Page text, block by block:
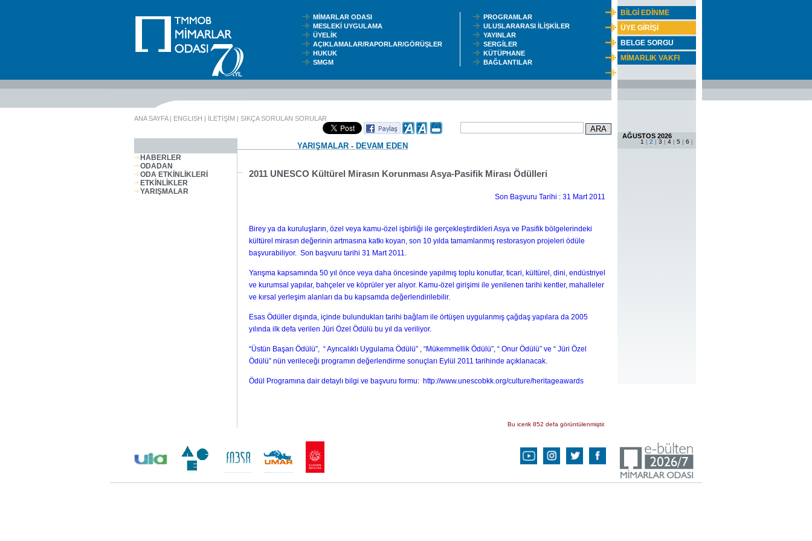
BİLGİ EDİNME
ÜYE GİRİŞİ
BELGE SORGU
MİMARLIK VAKFI
AĞUSTOS 2026
1 | 2 | 3 | 4 | 5 | 6 |
MİMARLAR ODASI
MESLEKİ UYGULAMA
ÜYELİK
AÇIKLAMALAR/RAPORLAR/GÖRÜŞLER
HUKUK
SMGM
PROGRAMLAR
ULUSLARARASI İLİŞKİLER
YAYINLAR
SERGİLER
KÜTÜPHANE
BAĞLANTILAR
ANA SAYFA| ENGLISH | İLETİŞİM | SIKÇA SORULAN SORULAR
HABERLER
ODADAN
ODA ETKİNLİKLERİ
ETKİNLİKLER
YARIŞMALAR
YARIŞMALAR - DEVAM EDEN
2011 UNESCO Kültürel Mirasın Korunması Asya-Pasifik Mirası Ödülleri
Son Başvuru Tarihi : 31 Mart 2011
Birey ya da kuruluşların, özel veya kamu-özel işbirliği ile gerçekleştirdikleri Asya ve Pasifik bölgelerindeki
kültürel mirasın değerinin artmasına katkı koyan, son 10 yılda tamamlanmış restorasyon projeleri ödüle
başvurabiliyor. Son başvuru tarihi 31 Mart 2011.
Yarışma kapsamında 50 yıl önce veya daha öncesinde yapılmış toplu konutlar, ticari, kültürel, dini, endüstriyel
ve kurumsal yapılar, bahçeler ve köprüler yer alıyor. Kamu-özel girişimi ile yenilenen tarihi kentler, mahalleler
ve kırsal yerleşim alanları da bu kapsamda değerlendirilebilir.
Esas Ödüller dışında, içinde bulundukları tarihi bağlam ile örtüşen uygulanmış çağdaş yapılara da 2005
yılında ilk defa verilen Jüri Özel Ödülü bu yıl da veriliyor.
“Üstün Başarı Ödülü”, “ Ayrıcalıklı Uygulama Ödülü” , “Mükemmellik Ödülü”, “ Onur Ödülü” ve “ Jüri Özel
Ödülü” nün verileceği programın değerlendirme sonuçları Eylül 2011 tarihinde açıklanacak.
Ödül Programına dair detaylı bilgi ve başvuru formu: http://www.unescobkk.org/culture/heritageawards
Bu icerik 852 defa görüntülenmiştir.